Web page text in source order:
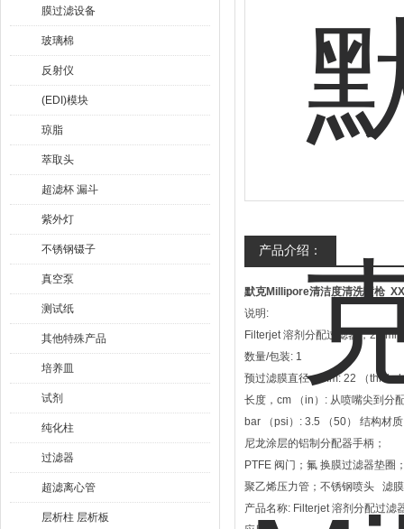
膜过滤设备
玻璃棉
反射仪
(EDI)模块
琼脂
萃取头
超滤杯 漏斗
紫外灯
不锈钢镊子
真空泵
测试纸
其他特殊产品
培养皿
试剂
纯化柱
过滤器
超滤离心管
层析柱 层析板
产品介绍：
默克Millipore清洁度清洗喷枪
说明:
Filterjet 溶剂分配过滤器，25 mm
数量/包装: 1
预过滤膜直径，mm: 22 （thick
长度，cm （in）: 从喷嘴尖到分
bar （psi）: 3.5 （50） 结构材
尼龙涂层的铝制分配器手柄；
PTFE 阀门；氟 换膜过滤器垫圈
聚乙烯压力管；不锈钢喷头 滤
产品名称: Filterjet 溶剂分配过滤